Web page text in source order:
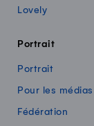
Lovely
Portrait
Portrait
Pour les médias
Fédération